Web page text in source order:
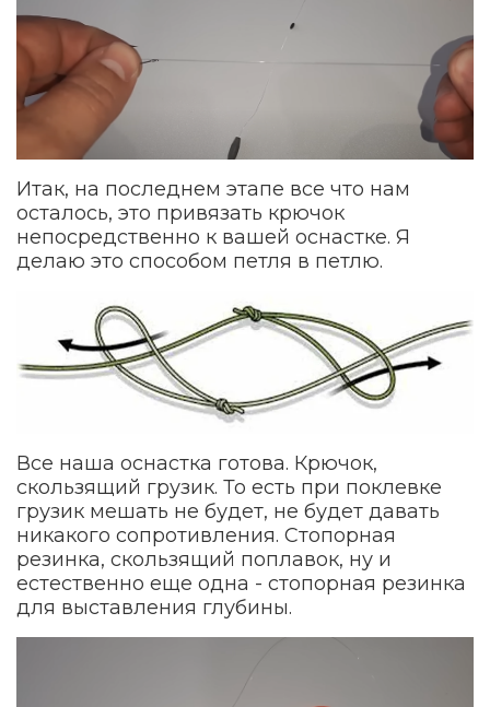
Итак, на последнем этапе все что нам
осталось, это привязать крючок
непосредственно к вашей оснастке. Я
делаю это способом петля в петлю.
Все наша оснастка готова. Крючок,
скользящий грузик. То есть при поклевке
грузик мешать не будет, не будет давать
никакого сопротивления. Стопорная
резинка, скользящий поплавок, ну и
естественно еще одна - стопорная резинка
для выставления глубины.